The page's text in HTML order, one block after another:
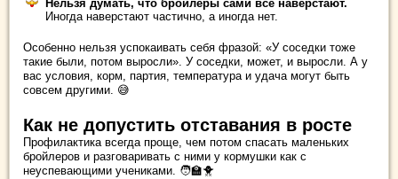
Нельзя думать, что бройлеры сами всё наверстают.
Иногда наверстают частично, а иногда нет.
Особенно нельзя успокаивать себя фразой: «У соседки тоже
такие были, потом выросли». У соседки, может, и выросли. А у
вас условия, корм, партия, температура и удача могут быть
совсем другими. 😅
Как не допустить отставания в росте
Профилактика всегда проще, чем потом спасать маленьких
бройлеров и разговаривать с ними у кормушки как с
неуспевающими учениками. 🧑‍🏫🐥